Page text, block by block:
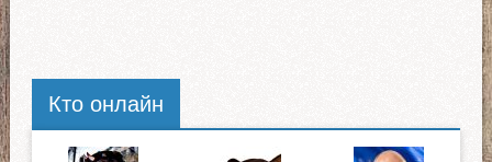
Кто онлайн